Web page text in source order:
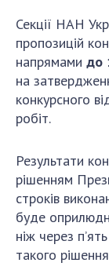
Секції НАН
пропозицій
напрямами до
на
конкурсного
робіт.
Результати
рішенням
строків
буде
ніж через
такого